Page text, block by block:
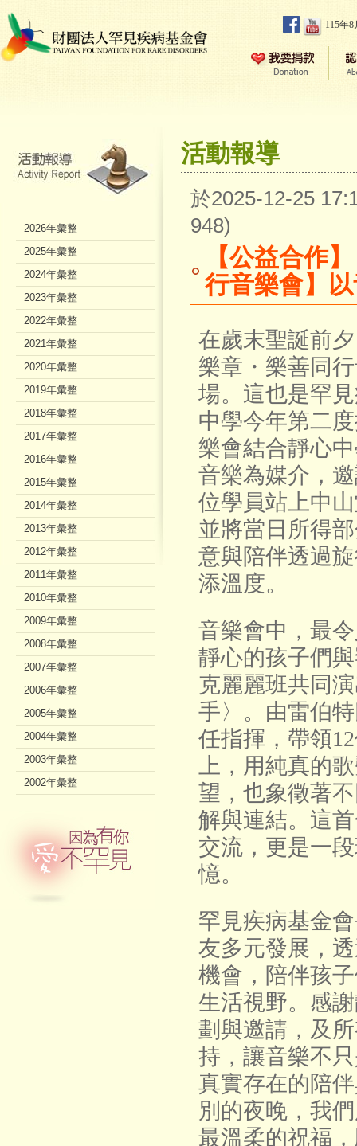
115年
活動報導
於2025-12-25
948)
【公益合作
行音樂會】
在歲末聖誕前
樂章・樂善同
場。這也是罕
中學今年第二
樂會結合靜心
音樂為媒介，
位學員站上中
並將當日所得
意與陪伴透過
添溫度。
音樂會中，最
靜心的孩子們
克麗麗班共同
手〉。由雷伯
任指揮，帶領
上，用純真的
望，也象徵著
解與連結。這
交流，更是一
憶。
罕見疾病基金
友多元發展，
機會，陪伴孩
生活視野。感
劃與邀請，及
持，讓音樂不
真實存在的陪
別的夜晚，我
最溫柔的祝福
2026年彙整
2025年彙整
2024年彙整
2023年彙整
2022年彙整
2021年彙整
2020年彙整
2019年彙整
2018年彙整
2017年彙整
2016年彙整
2015年彙整
2014年彙整
2013年彙整
2012年彙整
2011年彙整
2010年彙整
2009年彙整
2008年彙整
2007年彙整
2006年彙整
2005年彙整
2004年彙整
2003年彙整
2002年彙整